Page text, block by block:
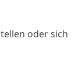
oder sich